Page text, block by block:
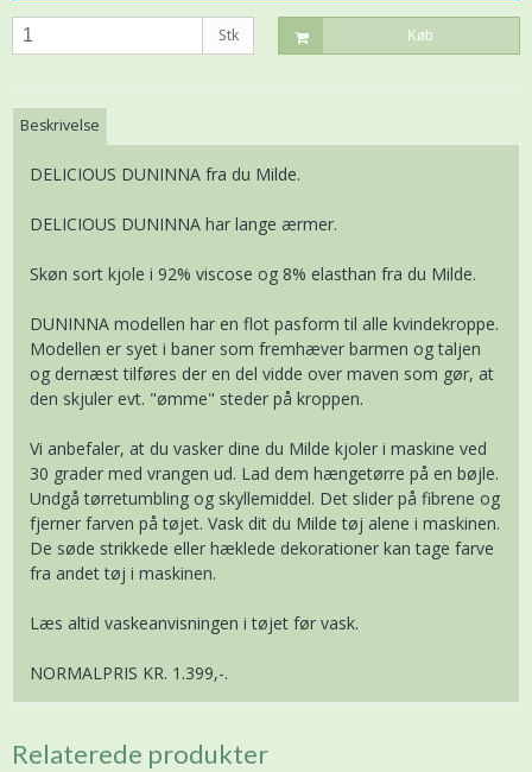
Stk Køb
Beskrivelse
DELICIOUS DUNINNA fra du Milde.
DELICIOUS DUNINNA har lange ærmer.
Skøn sort kjole i 92% viscose og 8% elasthan fra du Milde.
DUNINNA modellen har en flot pasform til alle kvindekroppe.
Modellen er syet i baner som fremhæver barmen og taljen
og dernæst tilføres der en del vidde over maven som gør, at
den skjuler evt. "ømme" steder på kroppen.
Vi anbefaler, at du vasker dine du Milde kjoler i maskine ved
30 grader med vrangen ud. Lad dem hængetørre på en bøjle.
Undgå tørretumbling og skyllemiddel. Det slider på fibrene og
fjerner farven på tøjet. Vask dit du Milde tøj alene i maskinen.
De søde strikkede eller hæklede dekorationer kan tage farve
fra andet tøj i maskinen.
Læs altid vaskeanvisningen i tøjet før vask.
NORMALPRIS KR. 1.399,-.
Relaterede produkter